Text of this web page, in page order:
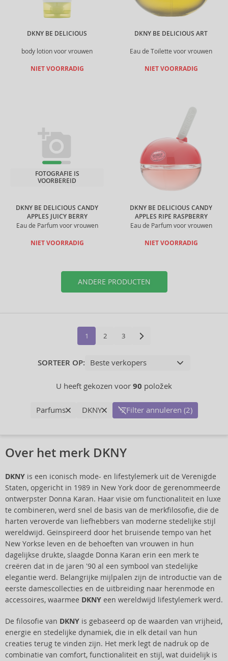
DKNY BE DELICIOUS
body lotion voor vrouwen
NIET VOORRADIG
DKNY BE DELICIOUS ART
Eau de Toilette voor vrouwen
NIET VOORRADIG
DKNY BE DELICIOUS CANDY
APPLES JUICY BERRY
Eau de Parfum voor vrouwen
FOTOGRAFIE IS
VOORBEREID
NIET VOORRADIG
DKNY BE DELICIOUS CANDY
APPLES RIPE RASPBERRY
Eau de Parfum voor vrouwen
NIET VOORRADIG
ANDERE PRODUCTEN
1 2 3
SORTEER OP:
U heeft gekozen voor 90 položek
Parfums DKNY Filter annuleren (2)
Over het merk DKNY
DKNY is een iconisch mode- en lifestylemerk uit de Verenigde
Staten, opgericht in 1989 in New York door de gerenommeerde
ontwerpster Donna Karan. Haar visie om functionaliteit en luxe
te combineren, werd snel de basis van de merkfilosofie, die de
harten veroverde van liefhebbers van moderne stedelijke stijl
wereldwijd. Geïnspireerd door het bruisende tempo van het
New Yorkse leven en de behoeften van vrouwen in hun
dagelijkse drukte, slaagde Donna Karan erin een merk te
creëren dat in de jaren '90 al een symbool van stedelijke
elegantie werd. Belangrijke mijlpalen zijn de introductie van de
eerste damescollecties en de uitbreiding naar herenmode en
accessoires, waarmee DKNY een wereldwijd lifestylemerk werd.
De filosofie van DKNY is gebaseerd op de waarden van vrijheid,
energie en stedelijke dynamiek, die in elk detail van hun
creaties terug te vinden zijn. Het merk legt de nadruk op de
combinatie van comfort, functionaliteit en stijl, wat duidelijk is